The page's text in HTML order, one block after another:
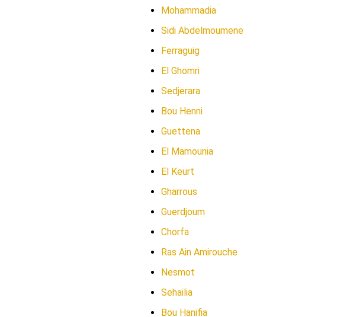
Mohammadia
Sidi Abdelmoumene
Ferraguig
El Ghomri
Sedjerara
Bou Henni
Guettena
El Mamounia
El Keurt
Gharrous
Guerdjoum
Chorfa
Ras Ain Amirouche
Nesmot
Sehailia
Bou Hanifia